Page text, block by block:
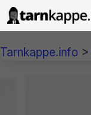
Tarnkappe.info >